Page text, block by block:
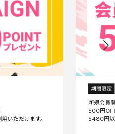
期間限定
新規会員
500円